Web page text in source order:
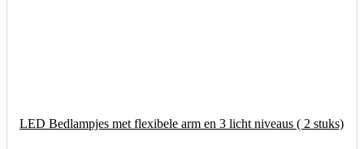
LED Bedlampjes met flexibele arm en 3 licht niveaus ( 2 stuks)